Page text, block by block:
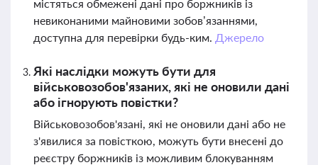
містяться обмежені дані про боржників із
невиконаними майновими зобов’язаннями,
доступна для перевірки будь-ким. Джерело
Які наслідки можуть бути для
військовозобов'язаних, які не оновили дані
або ігнорують повістки?
Військовозобов'язані, які не оновили дані або не
з'явилися за повісткою, можуть бути внесені до
реєстру боржників із можливим блокуванням